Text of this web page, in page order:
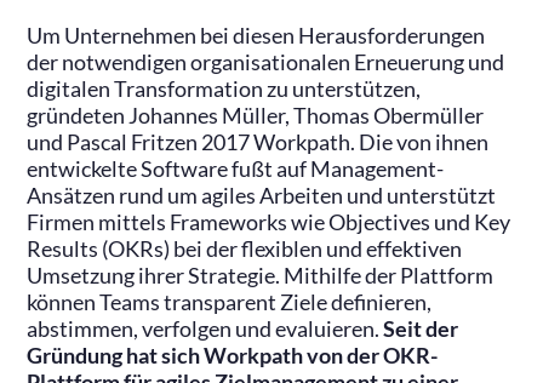
Um Unternehmen bei diesen Herausforderungen
der notwendigen organisationalen Erneuerung und
digitalen Transformation zu unterstützen,
gründeten Johannes Müller, Thomas Obermüller
und Pascal Fritzen 2017 Workpath. Die von ihnen
entwickelte Software fußt auf Management-
Ansätzen rund um agiles Arbeiten und unterstützt
Firmen mittels Frameworks wie Objectives und Key
Results (OKRs) bei der flexiblen und effektiven
Umsetzung ihrer Strategie. Mithilfe der Plattform
können Teams transparent Ziele definieren,
abstimmen, verfolgen und evaluieren.Seit der
Gründung hat sich Workpath von der OKR-